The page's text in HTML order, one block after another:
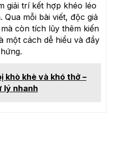
giải trí kết hợp khéo léo
mỗi bài viết, độc giả
còn tích lũy thêm kiến
một cách dễ hiểu và đầy
khò khè và khó thở –
lý nhanh